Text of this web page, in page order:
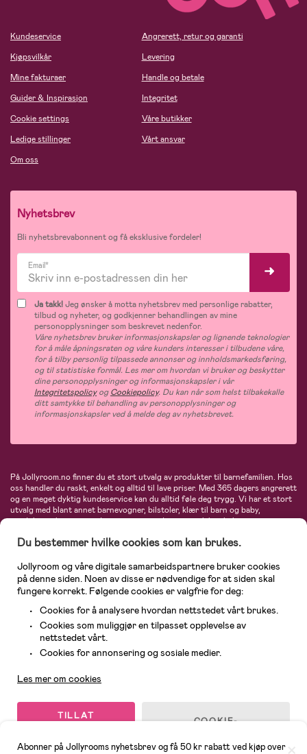
Kundeservice
Kjøpsvilkår
Mine fakturaer
Guider & Inspirasjon
Cookie settings
Ledige stillinger
Om oss
Angrerett, retur og garanti
Levering
Handle og betale
Integritet
Våre butikker
Vårt ansvar
Nyhetsbrev
Bli nyhetsbrevabonnent og få eksklusive fordeler!
Email*
Ja takk!Jeg ønsker å motta nyhetsbrev med personlige rabatter,
tilbud og nyheter, og godkjenner behandlingen av mine
personopplysninger som beskrevet nedenfor.
Våre nyhetsbrev bruker informasjonskapsler og lignende teknologier
for å måle åpningsraten og våre kunders interesser i tilbudene våre,
for å tilby personlig tilpassede annonser og innholdsmarkedsføring,
og til statistiske formål. Les mer om hvordan vi bruker og beskytter
dine personopplysninger og informasjonskapsler i vår
IntegritetspolicyogCookiepolicy. Du kan når som helst tilbakekalle
ditt samtykke til behandling av personopplysninger og
informasjonskapsler ved å melde deg av nyhetsbrevet.
På Jollyroom.no finner du et stort utvalg av produkter til barnefamilien. Hos
oss handler du raskt, enkelt og alltid til lave priser. Med 365 dagers angrerett
og en meget dyktig kundeservice kan du alltid føle deg trygg. Vi har et stort
utvalg med blant annet barnevogner, bilstoler, klær til barn og baby,
produkter til mor, mengder av inspirerende interiør, leker, babyustyr og mye
Maxi-Cosi, Baby Jogger, BabyBjörn, Didriksons, KidKraft, Ergobaby, Philips
største nettbutikk for barn og baby!
Abonner på Jollyrooms nyhetsbrev og få 50 kr rabatt ved kjøp over
Du bestemmer hvilke cookies som kan brukes.
Jollyroom og våre digitale samarbeidspartnere bruker cookies
på denne siden. Noen av disse er nødvendige for at siden skal
fungere korrekt. Følgende cookies er valgfrie for deg:
Cookies for å analysere hvordan nettstedet vårt brukes.
Cookies som muliggjør en tilpasset opplevelse av
nettstedet vårt.
Cookies for annonsering og sosiale medier.
Les mer om cookies
TILLAT
COOKIE-